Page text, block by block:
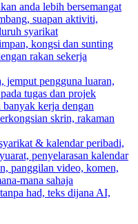
anda lebih bersemangat
suapan aktiviti,
syarikat
kongsi dan sunting
rakan sekerja
jemput pengguna luaran,
tugas dan projek
kerja dengan
skrin, rakaman
& kalendar peribadi,
penyelarasan kalendar
panggilan video, komen,
mana sahaja
had, teks dijana AI,